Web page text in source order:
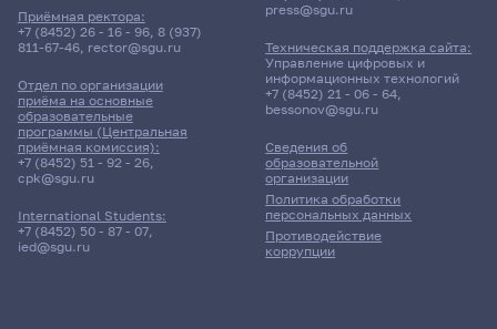
Приёмная ректора:
+7 (8452) 26 - 16 - 96, 8 (937)
811-67-46, rector@sgu.ru
Отдел по организации
приёма на основные
образовательные
программы (Центральная
приёмная комиссия):
+7 (8452) 51 - 92 - 26,
cpk@sgu.ru
International Students:
+7 (8452) 50 - 87 - 07,
ied@sgu.ru
Сведения об
образовательной
организации
Политика обработки
персональных данных
Противодействие
коррупции
press@sgu.ru
Техническая поддержка сайта:
Управление цифровых и
информационных технологий
+7 (8452) 21 - 06 - 64,
bessonov@sgu.ru